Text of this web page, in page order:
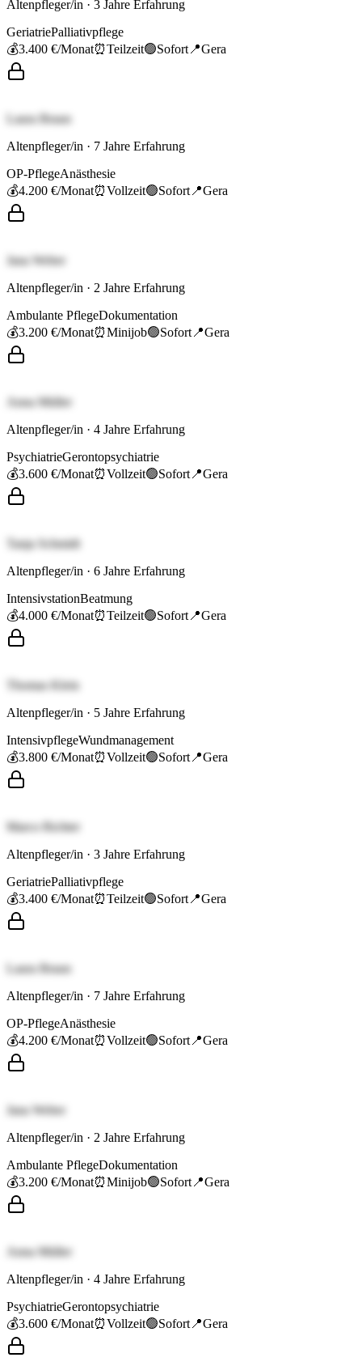
Altenpfleger/in · 3 Jahre Erfahrung
GeriatriePalliativpflege
💰3.400 €/Monat⏰Teilzeit🟢Sofort 📍Gera
Laura Braun
Altenpfleger/in · 7 Jahre Erfahrung
OP-PflegeAnästhesie
💰4.200 €/Monat⏰Vollzeit🟢Sofort 📍Gera
Jana Weber
Altenpfleger/in · 2 Jahre Erfahrung
Ambulante PflegeDokumentation
💰3.200 €/Monat⏰Minijob🟢Sofort 📍Gera
Anna Müller
Altenpfleger/in · 4 Jahre Erfahrung
PsychiatrieGerontopsychiatrie
💰3.600 €/Monat⏰Vollzeit🟢Sofort 📍Gera
Tanja Schmidt
Altenpfleger/in · 6 Jahre Erfahrung
IntensivstationBeatmung
💰4.000 €/Monat⏰Teilzeit🟢Sofort 📍Gera
Thomas Klein
Altenpfleger/in · 5 Jahre Erfahrung
IntensivpflegeWundmanagement
💰3.800 €/Monat⏰Vollzeit🟢Sofort 📍Gera
Marco Richter
Altenpfleger/in · 3 Jahre Erfahrung
GeriatriePalliativpflege
💰3.400 €/Monat⏰Teilzeit🟢Sofort 📍Gera
Laura Braun
Altenpfleger/in · 7 Jahre Erfahrung
OP-PflegeAnästhesie
💰4.200 €/Monat⏰Vollzeit🟢Sofort 📍Gera
Jana Weber
Altenpfleger/in · 2 Jahre Erfahrung
Ambulante PflegeDokumentation
💰3.200 €/Monat⏰Minijob🟢Sofort 📍Gera
Anna Müller
Altenpfleger/in · 4 Jahre Erfahrung
PsychiatrieGerontopsychiatrie
💰3.600 €/Monat⏰Vollzeit🟢Sofort 📍Gera